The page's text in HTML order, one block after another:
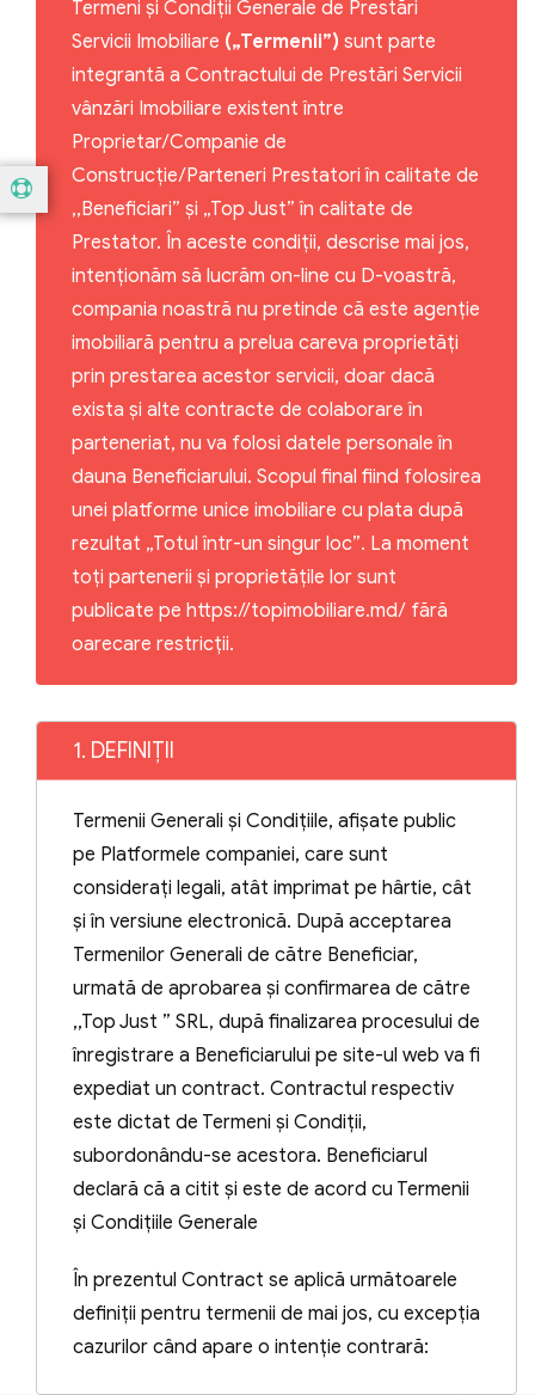
Termeni și Condiții Generale de Prestări
Servicii Imobiliare („Termenii”) sunt parte
integrantă a Contractului de Prestări Servicii
vânzări Imobiliare existent între
Proprietar/Companie de
Construcție/Parteneri Prestatori în calitate de
,,Beneficiari” şi „Top Just” în calitate de
Prestator. În aceste condiții, descrise mai jos,
intenționăm să lucrăm on-line cu D-voastră,
compania noastră nu pretinde că este agenție
imobiliară pentru a prelua careva proprietăți
prin prestarea acestor servicii, doar dacă
exista și alte contracte de colaborare în
parteneriat, nu va folosi datele personale în
dauna Beneficiarului. Scopul final fiind folosirea
unei platforme unice imobiliare cu plata după
rezultat „Totul într-un singur loc”. La moment
toți partenerii și proprietățile lor sunt
publicate pe https://topimobiliare.md/ fără
oarecare restricții.
1. DEFINIȚII
Termenii Generali și Condițiile, afișate public
pe Platformele companiei, care sunt
considerați legali, atât imprimat pe hârtie, cât
și în versiune electronică. După acceptarea
Termenilor Generali de către Beneficiar,
urmată de aprobarea și confirmarea de către
,,Top Just ” SRL, după finalizarea procesului de
înregistrare a Beneficiarului pe site-ul web va fi
expediat un contract. Contractul respectiv
este dictat de Termeni și Condiții,
subordonându-se acestora. Beneficiarul
declară că a citit și este de acord cu Termenii
și Condițiile Generale
În prezentul Contract se aplică următoarele
definiții pentru termenii de mai jos, cu excepţia
cazurilor când apare o intenţie contrară: